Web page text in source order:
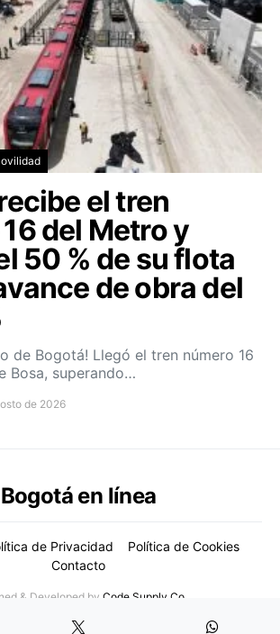
el tren
del Metro y
50 % de su flota
de obra del
de Bogotá! Llegó el tren número 16
Bosa, superando…
de 2026
Bogotá en línea
de Privacidad
Política de Cookies
Contacto
& Developed by Code Supply Co.